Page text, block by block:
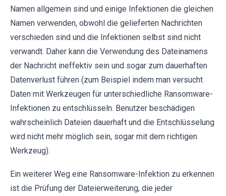
Namen allgemein sind und einige Infektionen die gleichen
Namen verwenden, obwohl die gelieferten Nachrichten
verschieden sind und die Infektionen selbst sind nicht
verwandt. Daher kann die Verwendung des Dateinamens
der Nachricht ineffektiv sein und sogar zum dauerhaften
Datenverlust führen (zum Beispiel indem man versucht
Daten mit Werkzeugen für unterschiedliche Ransomware-
Infektionen zu entschlüsseln. Benutzer beschädigen
wahrscheinlich Dateien dauerhaft und die Entschlüsselung
wird nicht mehr möglich sein, sogar mit dem richtigen
Werkzeug).
Ein weiterer Weg eine Ransomware-Infektion zu erkennen
ist die Prüfung der Dateierweiterung, die jeder